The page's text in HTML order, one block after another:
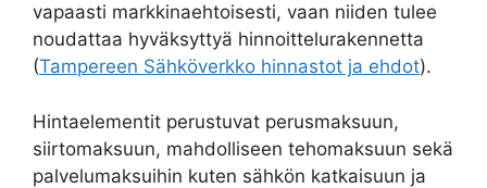
vapaasti markkinaehtoisesti, vaan niiden tulee
noudattaa hyväksyttyä hinnoittelurakennetta
(Tampereen Sähköverkko hinnastot ja ehdot).
Hintaelementit perustuvat perusmaksuun,
siirtomaksuun, mahdolliseen tehomaksuun sekä
palvelumaksuihin kuten sähkön katkaisuun ja